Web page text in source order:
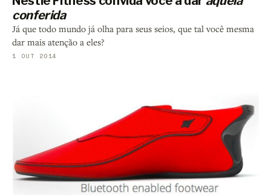
conferida
Já que todo mundo já olha para seus seios, que tal você mesma
dar mais atenção a eles?
1 OUT 2014